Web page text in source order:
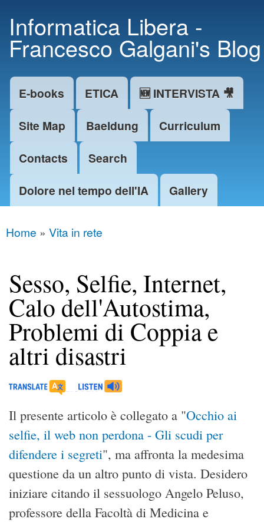
main
content
Informatica Libera -
Francesco Galgani's Blog
Main menu
E-books ETICA
🆕 INTERVISTA 🎥
Site Map
Baeldung
Curriculum
Contacts
Search
Dolore nel tempo dell'IA
Gallery
You are here
Home » Vita in rete
Sesso, Selfie, Internet,
Calo dell'Autostima,
Problemi di Coppia e
altri disastri
Il presente articolo è collegato a "Occhio ai
selfie, il web non perdona - Gli scudi per
difendere i segreti", ma affronta la medesima
questione da un altro punto di vista. Desidero
iniziare citando il sessuologo Angelo Peluso,
professore della Facoltà di Medicina e